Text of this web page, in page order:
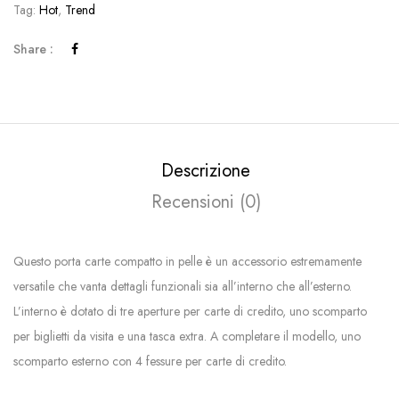
Tag: Hot, Trend
Share :
Descrizione
Recensioni (0)
Questo porta carte compatto in pelle è un accessorio estremamente
versatile che vanta dettagli funzionali sia all’interno che all’esterno.
L’interno è dotato di tre aperture per carte di credito, uno scomparto
per biglietti da visita e una tasca extra. A completare il modello, uno
scomparto esterno con 4 fessure per carte di credito.